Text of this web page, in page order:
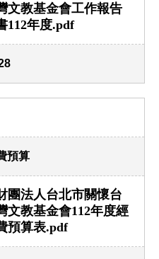
文教基金會工作報告
112年度.pdf
預算
團法人台北市關懷台
文教基金會112年度經
預算表.pdf